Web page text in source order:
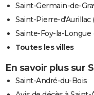
Saint-Germain-de-
Saint-Pierre-d'Aurillac
Sainte-Foy-la-Longue
Toutes les villes
En savoir plus sur
Saint-André-du-Bois